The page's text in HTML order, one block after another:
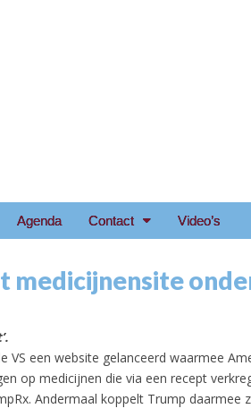
Arnhem
Agenda Contact Video’s
medicijnensite
VS een website gelanceerd waarmee
op medicijnen die via een recept
Andermaal koppelt Trump daarmee